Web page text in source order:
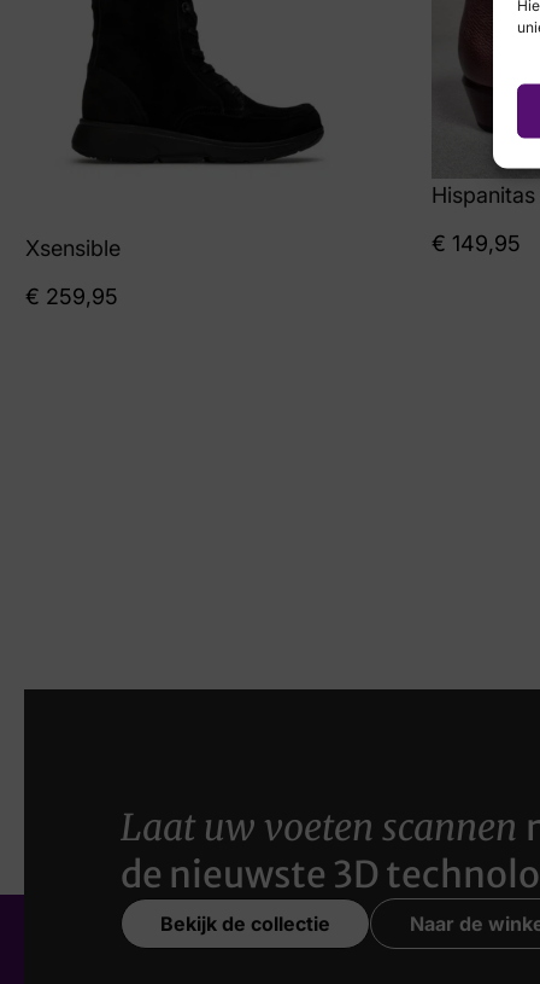
Xsensible
€ 259,95
Hispanitas
€ 149,95
Laat uw voeten scannen
de nieuwste 3D
Bekijk de collectie Naar de